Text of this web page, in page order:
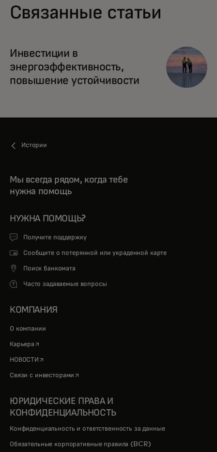
Связанные статьи
Инвестиции в
энергоэффективность,
повышение устойчивости
Истории
Мы всегда рядом, когда тебе
нужна помощь
НУЖНА ПОМОЩЬ?
Получите поддержку
Сообщите о потерянной или украденной карте
Поиск банкомата
Часто задаваемые вопросы
КОМПАНИЯ
О компании
Карьера opens in a new tab
НОВОСТИ opens in a new tab
Связи с инвесторами opens in a new tab
ЮРИДИЧЕСКИЕ ПРАВА И
КОНФИДЕНЦИАЛЬНОСТЬ
Конфиденциальность и ответственность за данные
Обязательные корпоративные правила (BCR)